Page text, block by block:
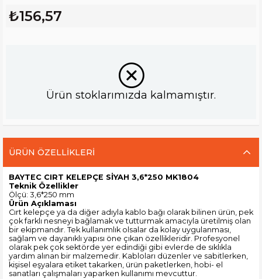
₺156,57
Ürün stoklarımızda kalmamıştır.
ÜRÜN ÖZELLIKLERI
BAYTEC CIRT KELEPÇE SİYAH 3,6*250 MK1804
Teknik Özellikler
Ölçü: 3,6*250 mm
Ürün Açıklaması
Cırt kelepçe ya da diğer adıyla kablo bağı olarak bilinen ürün, pek
çok farklı nesneyi bağlamak ve tutturmak amacıyla üretilmiş olan
bir ekipmandır. Tek kullanımlık olsalar da kolay uygulanması,
sağlam ve dayanıklı yapısı öne çıkan özellikleridir. Profesyonel
olarak pek çok sektörde yer edindiği gibi evlerde de sıklıkla
yardım alınan bir malzemedir. Kabloları düzenler ve sabitlerken,
kişisel eşyalara etiket takarken, ürün paketlerken, hobi- el
sanatları çalışmaları yaparken kullanımı mevcuttur.